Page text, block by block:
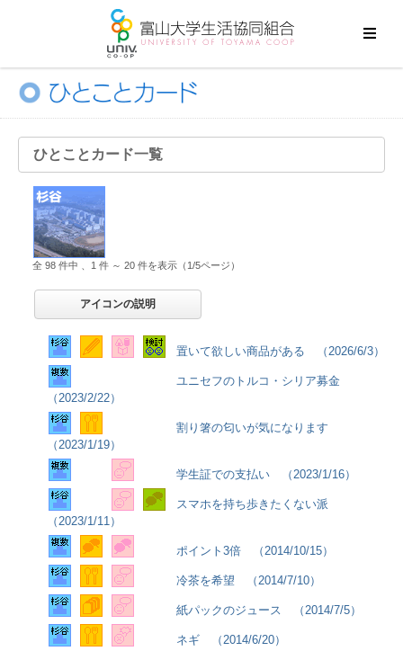
ひとことカード一覧
全 98 件中 、1 件 ～ 20 件を表示（1/5ページ）
アイコンの説明
置いて欲しい商品がある （2026/6/3）
ユニセフのトルコ・シリア募金
（2023/2/22）
割り箸の匂いが気になります
（2023/1/19）
学生証での支払い （2023/1/16）
スマホを持ち歩きたくない派
（2023/1/11）
ポイント3倍 （2014/10/15）
冷茶を希望 （2014/7/10）
紙パックのジュース （2014/7/5）
ネギ （2014/6/20）